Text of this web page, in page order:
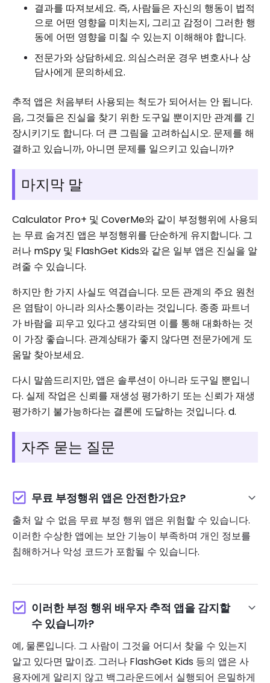
결과를 따져보세요. 즉, 사람들은 자신의 행동이 법적
으로 어떤 영향을 미치는지, 그리고 감정이 그러한 행
동에 어떤 영향을 미칠 수 있는지 이해해야 합니다.
전문가와 상담하세요. 의심스러운 경우 변호사나 상
담사에게 문의하세요.
추적 앱은 처음부터 사용되는 척도가 되어서는 안 됩니다.
음, 그것들은 진실을 찾기 위한 도구일 뿐이지만 관계를 긴
장시키기도 합니다. 더 큰 그림을 고려하십시오. 문제를 해
결하고 있습니까, 아니면 문제를 일으키고 있습니까?
마지막 말
Calculator Pro+ 및 CoverMe와 같이 부정행위에 사용되
는 무료 숨겨진 앱은 부정행위를 단순하게 유지합니다. 그
러나 mSpy 및 FlashGet Kids와 같은 일부 앱은 진실을 알
려줄 수 있습니다.
하지만 한 가지 사실도 역겹습니다. 모든 관계의 주요 원천
은 염탐이 아니라 의사소통이라는 것입니다. 종종 파트너
가 바람을 피우고 있다고 생각되면 이를 통해 대화하는 것
이 가장 좋습니다. 관계상태가 좋지 않다면 전문가에게 도
움말 찾아보세요.
다시 말씀드리지만, 앱은 솔루션이 아니라 도구일 뿐입니
다. 실제 작업은 신뢰를 재생성 평가하기 또는 신뢰가 재생
평가하기 불가능하다는 결론에 도달하는 것입니다. d.
자주 묻는 질문
무료 부정행위 앱은 안전한가요?
출처 알 수 없음 무료 부정 행위 앱은 위험할 수 있습니다.
이러한 수상한 앱에는 보안 기능이 부족하며 개인 정보를
침해하거나 악성 코드가 포함될 수 있습니다.
이러한 부정 행위 배우자 추적 앱을 감지할
수 있습니까?
예, 물론입니다. 그 사람이 그것을 어디서 찾을 수 있는지
알고 있다면 말이죠. 그러나 FlashGet Kids 등의 앱은 사
용자에게 알리지 않고 백그라운드에서 실행되어 은밀하게